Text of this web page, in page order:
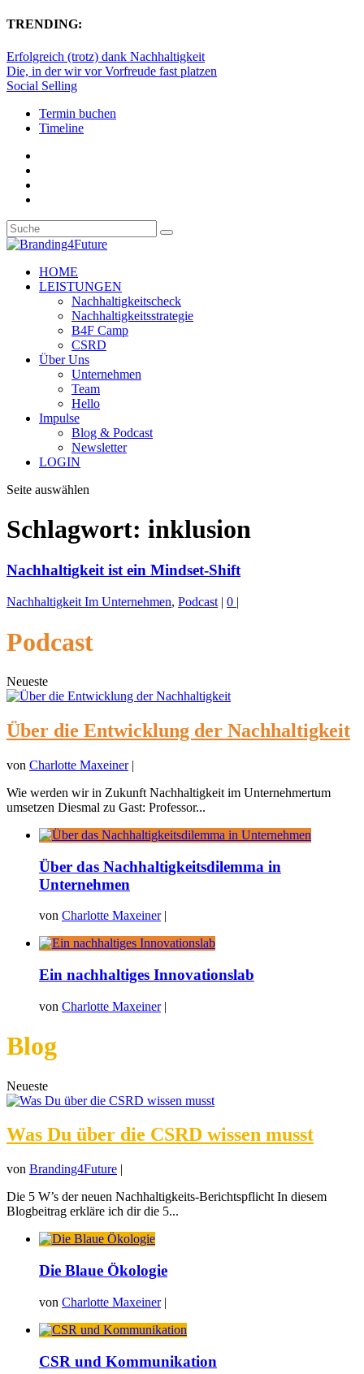
TRENDING:
Erfolgreich (trotz) dank Nachhaltigkeit
Die, in der wir vor Vorfreude fast platzen
Social Selling
Termin buchen
Timeline
HOME
LEISTUNGEN
Nachhaltigkeitscheck
Nachhaltigkeitsstrategie
B4F Camp
CSRD
Über Uns
Unternehmen
Team
Hello
Impulse
Blog & Podcast
Newsletter
LOGIN
Seite auswählen
Schlagwort: inklusion
Nachhaltigkeit ist ein Mindset-Shift
Nachhaltigkeit Im Unternehmen, Podcast | 0 |
Podcast
Neueste
Über die Entwicklung der Nachhaltigkeit
von Charlotte Maxeiner|
Wie werden wir in Zukunft Nachhaltigkeit im Unternehmertum
umsetzen Diesmal zu Gast: Professor...
Über das Nachhaltigkeitsdilemma in
Unternehmen
von Charlotte Maxeiner|
Ein nachhaltiges Innovationslab
von Charlotte Maxeiner|
Blog
Neueste
Was Du über die CSRD wissen musst
von Branding4Future |
Die 5 W’s der neuen Nachhaltigkeits-Berichtspflicht In diesem
Blogbeitrag erkläre ich dir die 5...
Die Blaue Ökologie
von Charlotte Maxeiner|
CSR und Kommunikation